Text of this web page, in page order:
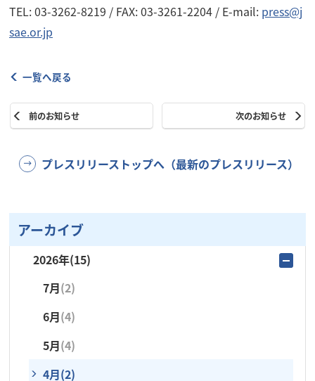
TEL: 03-3262-8219 / FAX: 03-3261-2204 / E-mail: press@j
sae.or.jp
一覧へ戻る
前のお知らせ 次のお知らせ
プレスリリーストップへ（最新のプレスリリース）
アーカイブ
2026年(15)
7月(2)
6月(4)
5月(4)
4月(2)